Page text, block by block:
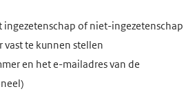
ingezetenschap of niet-ingezetenschap
vast te kunnen stellen
en het e-mailadres van de